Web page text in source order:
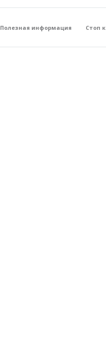
Полезная информация Стоп